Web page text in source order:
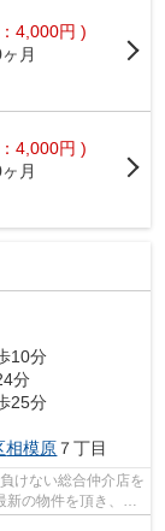
4,000円 )
月
4,000円 )
月
10分
分
25分
相模原 ７丁目
けない総合仲介店を
新の物件を頂き、お